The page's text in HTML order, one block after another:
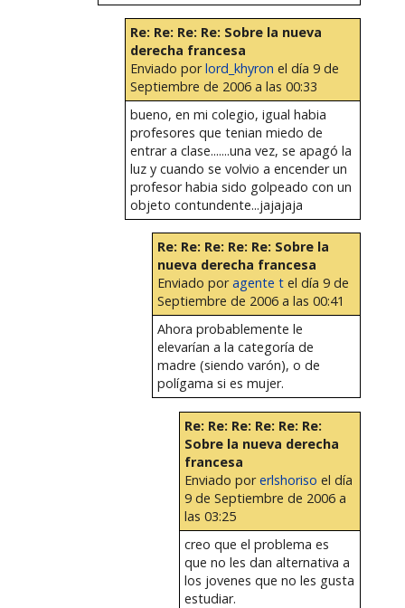
Re: Re: Re: Re: Sobre la nueva
derecha francesa
Enviado porlord_khyron el día 9 de
Septiembre de 2006 a las 00:33
bueno, en mi colegio, igual habia
profesores que tenian miedo de
entrar a clase.......una vez, se apagó la
luz y cuando se volvio a encender un
profesor habia sido golpeado con un
objeto contundente...jajajaja
Re: Re: Re: Re: Re: Sobre la
nueva derecha francesa
Enviado poragente tel día 9 de
Septiembre de 2006 a las 00:41
Ahora probablemente le
elevarían a la categoría de
madre (siendo varón), o de
polígama si es mujer.
Re: Re: Re: Re: Re: Re:
Sobre la nueva derecha
francesa
Enviado porerlshoriso el día
9 de Septiembre de 2006 a
las 03:25
creo que el problema es
que no les dan alternativa a
los jovenes que no les gusta
estudiar.